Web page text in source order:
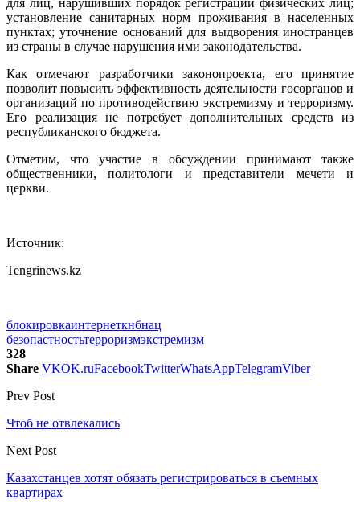
установление санитарных норм проживания в населенных
пунктах; уточнение оснований для выдворения иностранцев
из страны в случае нарушения ими законодательства.
Как отмечают разработчики законопроекта, его принятие
позволит повысить эффективность деятельности госорганов и
организаций по противодействию экстремизму и терроризму.
Его реализация не потребует дополнительных средств из
республиканского бюджета.
Отметим, что участие в обсуждении принимают также
общественники, политологи и представители мечети и
церкви.
Источник:
Tengrinews.kz
блокировкаинтернеткнбнац
безопастностьтерроризмэкстремизм
328
Share VKOK.ruFacebookTwitterWhatsAppTelegramViber
Prev Post
Чтоб не отвлекались
Next Post
Казахстанцев хотят обязать регистрироваться в съемных
квартирах